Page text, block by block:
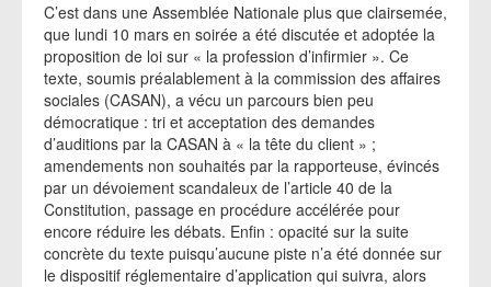
C’est dans une Assemblée Nationale plus que clairsemée,
que lundi 10 mars en soirée a été discutée et adoptée la
proposition de loi sur « la profession d’infirmier ». Ce
texte, soumis préalablement à la commission des affaires
sociales (CASAN), a vécu un parcours bien peu
démocratique : tri et acceptation des demandes
d’auditions par la CASAN à « la tête du client » ;
amendements non souhaités par la rapporteuse, évincés
par un dévoiement scandaleux de l’article 40 de la
Constitution, passage en procédure accélérée pour
encore réduire les débats. Enfin : opacité sur la suite
concrète du texte puisqu’aucune piste n’a été donnée sur
le dispositif réglementaire d’application qui suivra, alors